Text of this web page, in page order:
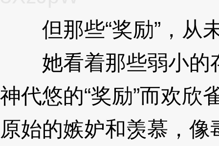
但那些“奖励”，从
她看着那些弱小的
神代悠的“奖励”而欢欣
原始的嫉妒和羡慕，